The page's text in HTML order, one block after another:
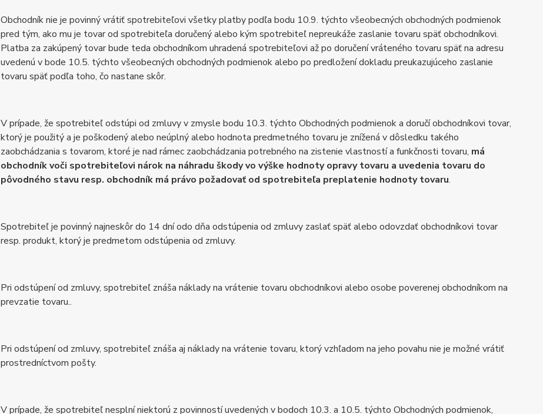
Obchodník nie je povinný vrátiť spotrebiteľovi všetky platby podľa bodu 10.9. týchto všeobecných obchodných podmienok
pred tým, ako mu je tovar od spotrebiteľa doručený alebo kým spotrebiteľ nepreukáže zaslanie tovaru späť obchodníkovi.
Platba za zakúpený tovar bude teda obchodníkom uhradená spotrebiteľovi až po doručení vráteného tovaru späť na adresu
uvedenú v bode 10.5. týchto všeobecných obchodných podmienok alebo po predložení dokladu preukazujúceho zaslanie
tovaru späť podľa toho, čo nastane skôr.
V prípade, že spotrebiteľ odstúpi od zmluvy v zmysle bodu 10.3. týchto Obchodných podmienok a doručí obchodníkovi tovar,
ktorý je použitý a je poškodený alebo neúplný alebo hodnota predmetného tovaru je znížená v dôsledku takého
zaobchádzania s tovarom, ktoré je nad rámec zaobchádzania potrebného na zistenie vlastností a funkčnosti tovaru, má
obchodník voči spotrebiteľovi nárok na náhradu škody vo výške hodnoty opravy tovaru a uvedenia tovaru do
pôvodného stavu resp. obchodník má právo požadovať od spotrebiteľa preplatenie hodnoty tovaru.
Spotrebiteľ je povinný najneskôr do 14 dní odo dňa odstúpenia od zmluvy zaslať späť alebo odovzdať obchodníkovi tovar
resp. produkt, ktorý je predmetom odstúpenia od zmluvy.
Pri odstúpení od zmluvy, spotrebiteľ znáša náklady na vrátenie tovaru obchodníkovi alebo osobe poverenej obchodníkom na
prevzatie tovaru..
Pri odstúpení od zmluvy, spotrebiteľ znáša aj náklady na vrátenie tovaru, ktorý vzhľadom na jeho povahu nie je možné vrátiť
prostredníctvom pošty.
V prípade, že spotrebiteľ nesplní niektorú z povinností uvedených v bodoch 10.3. a 10.5. týchto Obchodných podmienok,